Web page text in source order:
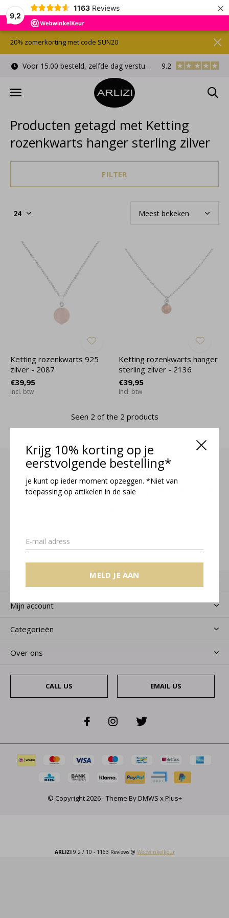
9,2
1163 Reviews ×
Krijg 10% korting op je
eerstvolgende bestelling*
je kunt op ieder moment opzeggen. *Niet van
toepassing op artikelen in de sale
MELD JE AAN
Voor 15.00 besteld, zelfde dag verstuurd Gratis
9.2
20% zomerkorting met code SUN20
Producten getagd met Ketting
rozenkwarts hanger sterling zilver
FILTER
Ketting rozenkwarts 925
zilver - 2087
€39,95
Incl. btw
Ketting rozenkwarts hanger
sterling zilver - 2136
€39,95
Incl. btw
Seen 2 of the 2 products
Meld je aan voor onze nieuwsbrief
Mijn account
Categorieën
Over ons
CALL US EMAIL US
© Copyright2026- Theme ByDMWS x Plus+
ARLIZI9.2 / 10 - 1163 Reviews @ Webwinkelkeur